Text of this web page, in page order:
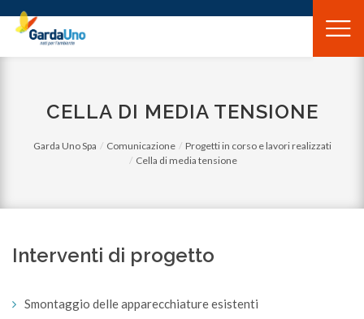
Gardauno
Spa
CELLA DI MEDIA TENSIONE
Garda Uno Spa Comunicazione
Progetti in corso e lavori realizzati
Cella di media tensione
Interventi di progetto
Smontaggio delle apparecchiature esistenti